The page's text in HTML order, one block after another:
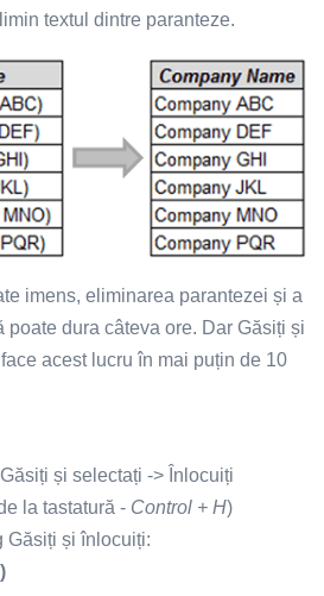
textul dintre paranteze.
imens, eliminarea parantezei și a
poate dura câteva ore. Dar Găsiți și
acest lucru în mai puțin de 10
și selectați -> Înlocuiți
la tastatură - Control + H)
Găsiți și înlocuiți: